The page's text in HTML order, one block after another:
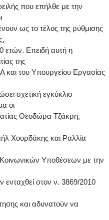
που επήλθε με την
ως το τέλος της ρύθμισης
ετών. Επειδή αυτή η
της
και του Υπουργείου Εργασίας
σχετική εγκύκλιο
οι
Θεοδώρα Τζάκρη,
Χουρδάκης και Ραλλία
Υποθέσεων με την
ενταχθεί στον ν. 3869/2010
και αδυνατούν να